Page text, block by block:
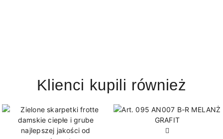
Klienci kupili również